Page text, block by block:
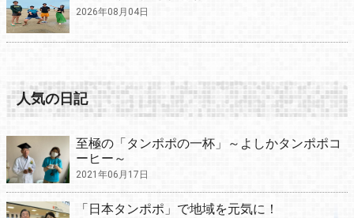
2026年08月04日
人気の日記
至極の「タンポポの一杯」～よしかタンポポコ
ーヒー～
2021年06月17日
「日本タンポポ」で地域を元気に！